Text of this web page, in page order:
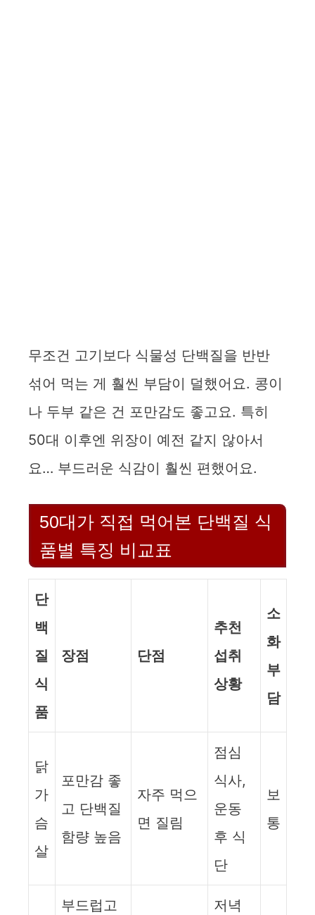
무조건 고기보다 식물성 단백질을 반반
섞어 먹는 게 훨씬 부담이 덜했어요. 콩이
나 두부 같은 건 포만감도 좋고요. 특히
50대 이후엔 위장이 예전 같지 않아서
요… 부드러운 식감이 훨씬 편했어요.
50대가 직접 먹어본 단백질 식
품별 특징 비교표
단
백
질
식
품
장점 단점
추천
섭취
상황
소
화
부
담
닭
가
슴
살
포만감 좋
고 단백질
함량 높음
자주 먹으
면 질림
점심
식사,
운동
후 식
단
보
통
부드럽고
저녁